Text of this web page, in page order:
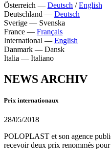
Österreich — Deutsch /English
Deutschland — Deutsch
Sverige — Svenska
France — Français
International — English
Danmark — Dansk
Italia — Italiano
NEWS ARCHIV
Prix internationaux
28/05/2018
POLOPLAST et son agence
recevoir deux prix renommés